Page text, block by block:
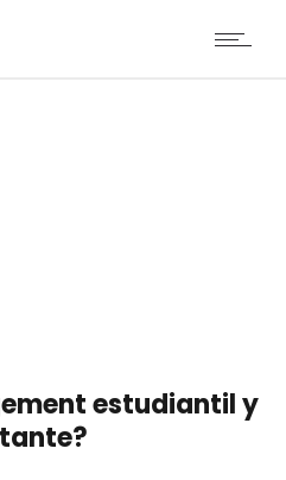
estudiantil y